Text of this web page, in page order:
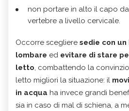
non portare in alto il capo
vertebre a livello cervicale.
Occorre scegliere sedie con
lombare ed evitare di stare
letto, combattendo la
letto migliori la situazione: il
in acqua ha invece grandi
sia in caso di mal di schiena, a